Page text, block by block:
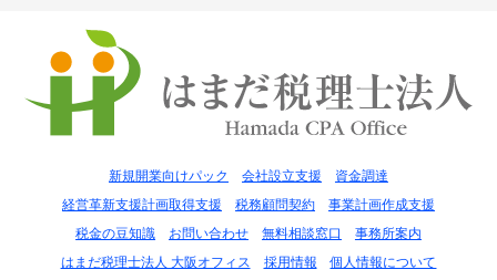
新規開業向けパック 会社設立支援
資金調達
経営革新支援計画取得支援
税務顧問契約
事業計画作成支援
税金の豆知識
お問い合わせ 無料相談窓口
事務所案内
はまだ税理士法人 大阪オフィス
採用情報 個人情報について